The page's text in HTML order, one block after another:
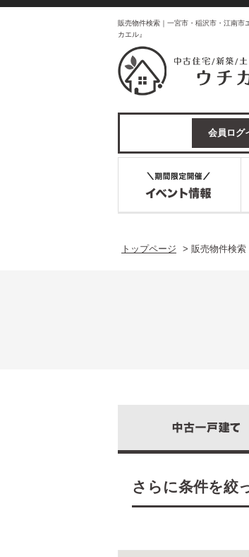
販売物件検索｜一宮市・稲沢市・江南
カエル』
会員ログ
トップページ
> 販売物件検索
さらに条件を絞